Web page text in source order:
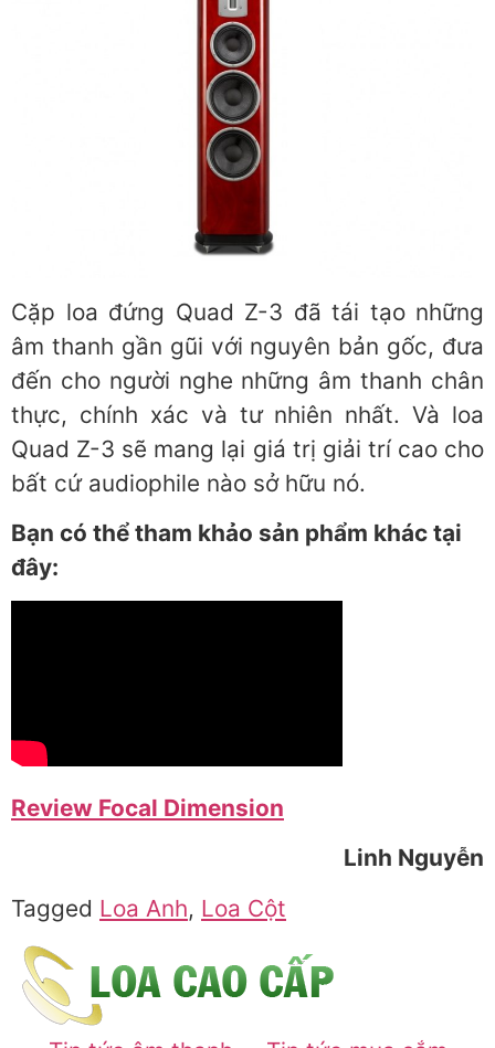
Cặp loa đứng Quad Z-3 đã tái tạo những
âm thanh gần gũi với nguyên bản gốc, đưa
đến cho người nghe những âm thanh chân
thực, chính xác và tư nhiên nhất. Và loa
Quad Z-3 sẽ mang lại giá trị giải trí cao cho
bất cứ audiophile nào sở hữu nó.
Bạn có thể tham khảo sản phẩm khác tại
đây:
Review Focal Dimension
Linh Nguyễn
Tagged Loa Anh, Loa Cột